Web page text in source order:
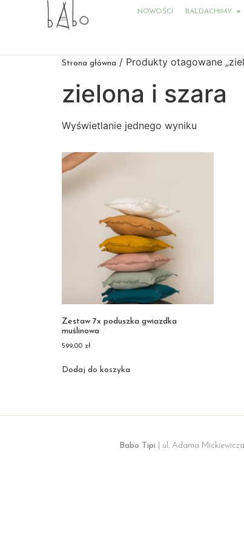
NOWOŚCI BALDACHIMY
Strona główna / Produkty otagowane
zielona i szara
Wyświetlanie jednego wyniku
Zestaw 7x poduszka gwiazdka
muślinowa
599,00 zł
Dodaj do koszyka
Babo Tipi | ul. Adama